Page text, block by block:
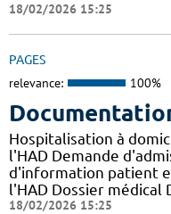
18/02/2026 15:25
PAGES
relevance: 100%
Hospitalisation à
l'HAD Demande
d'information patient
l'HAD Dossier médical
18/02/2026 15:25